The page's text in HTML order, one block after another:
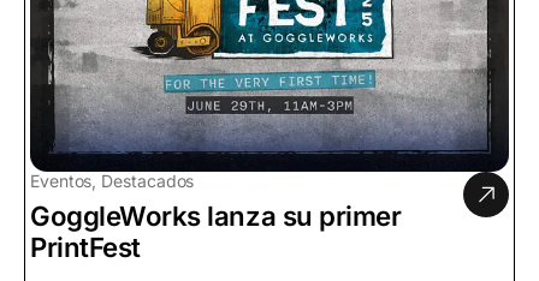
Eventos, Destacados
GoggleWorks lanza su primer
PrintFest